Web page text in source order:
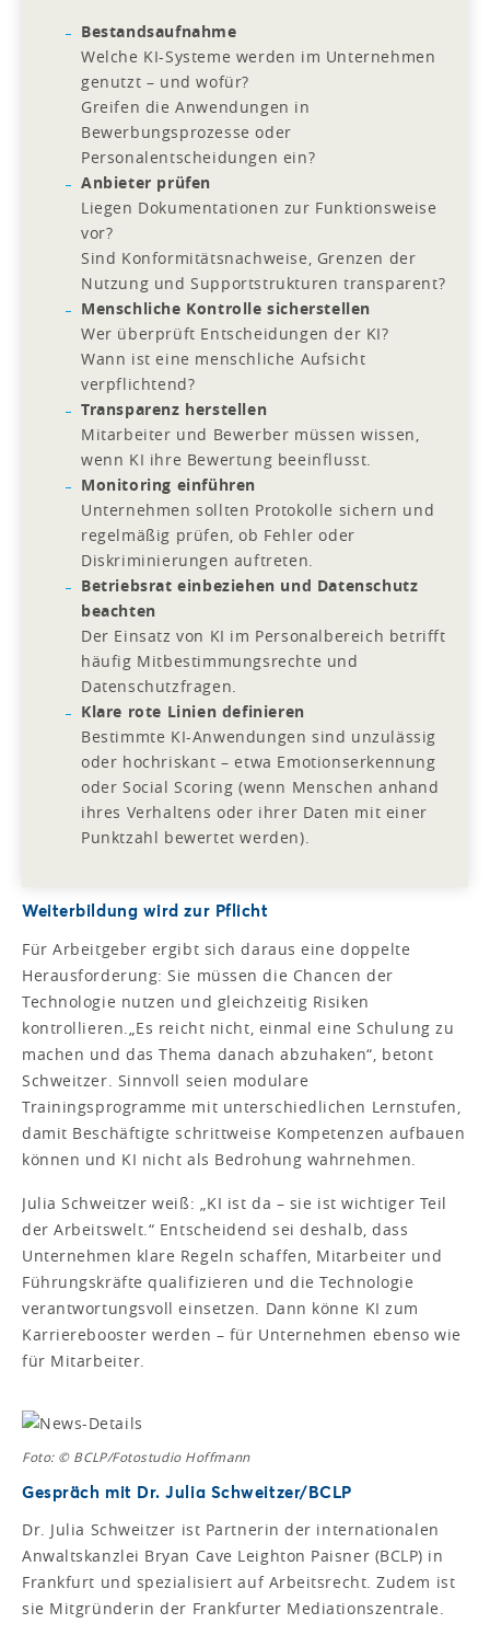
Bestandsaufnahme
Welche KI-Systeme werden im Unternehmen
genutzt – und wofür?
Greifen die Anwendungen in
Bewerbungsprozesse oder
Personalentscheidungen ein?
Anbieter prüfen
Liegen Dokumentationen zur Funktionsweise
vor?
Sind Konformitätsnachweise, Grenzen der
Nutzung und Supportstrukturen transparent?
Menschliche Kontrolle sicherstellen
Wer überprüft Entscheidungen der KI?
Wann ist eine menschliche Aufsicht
verpflichtend?
Transparenz herstellen
Mitarbeiter und Bewerber müssen wissen,
wenn KI ihre Bewertung beeinflusst.
Monitoring einführen
Unternehmen sollten Protokolle sichern und
regelmäßig prüfen, ob Fehler oder
Diskriminierungen auftreten.
Betriebsrat einbeziehen und Datenschutz
beachten
Der Einsatz von KI im Personalbereich betrifft
häufig Mitbestimmungsrechte und
Datenschutzfragen.
Klare rote Linien definieren
Bestimmte KI-Anwendungen sind unzulässig
oder hochriskant – etwa Emotionserkennung
oder Social Scoring (wenn Menschen anhand
ihres Verhaltens oder ihrer Daten mit einer
Punktzahl bewertet werden).
Weiterbildung wird zur Pflicht
Für Arbeitgeber ergibt sich daraus eine doppelte
Herausforderung: Sie müssen die Chancen der
Technologie nutzen und gleichzeitig Risiken
kontrollieren.„Es reicht nicht, einmal eine Schulung zu
machen und das Thema danach abzuhaken“, betont
Schweitzer. Sinnvoll seien modulare
Trainingsprogramme mit unterschiedlichen Lernstufen,
damit Beschäftigte schrittweise Kompetenzen aufbauen
können und KI nicht als Bedrohung wahrnehmen.
Julia Schweitzer weiß: „KI ist da – sie ist wichtiger Teil
der Arbeitswelt.“ Entscheidend sei deshalb, dass
Unternehmen klare Regeln schaffen, Mitarbeiter und
Führungskräfte qualifizieren und die Technologie
verantwortungsvoll einsetzen. Dann könne KI zum
Karrierebooster werden – für Unternehmen ebenso wie
für Mitarbeiter.
Foto: © BCLP/Fotostudio Hoffmann
Gespräch mit Dr. Julia Schweitzer/BCLP
Dr. Julia Schweitzer ist Partnerin der internationalen
Anwaltskanzlei Bryan Cave Leighton Paisner (BCLP) in
Frankfurt und spezialisiert auf Arbeitsrecht. Zudem ist
sie Mitgründerin der Frankfurter Mediationszentrale.